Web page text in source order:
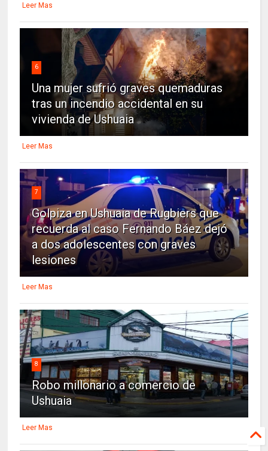
Leer Mas
6
Una mujer sufrió graves quemaduras
tras un incendio accidental en su
vivienda de Ushuaia
Leer Mas
7
Golpiza en Ushuaia de Rugbiers que
recuerda al caso Fernando Báez dejó
a dos adolescentes con graves
lesiones
Leer Mas
8
Robo millonario a comercio de
Ushuaia
Leer Mas